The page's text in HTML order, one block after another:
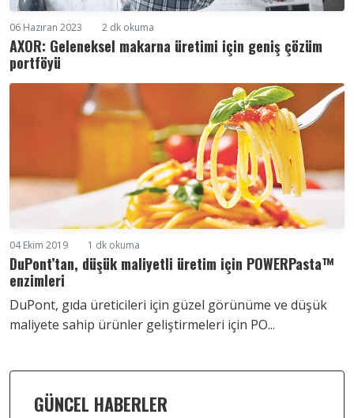
06 Haziran 2023 2 dk okuma
AXOR: Geleneksel makarna üretimi için geniş çözüm
portföyü
04 Ekim 2019 1 dk okuma
DuPont’tan, düşük maliyetli üretim için POWERPasta™
enzimleri
DuPont, gıda üreticileri için güzel görünüme ve düşük
maliyete sahip ürünler geliştirmeleri için PO...
GÜNCEL HABERLER